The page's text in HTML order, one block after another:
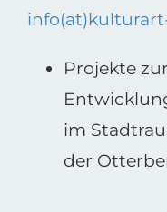
Projekte
im
der